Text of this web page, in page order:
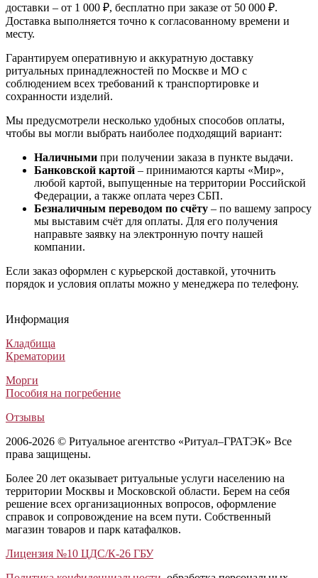
доставки – от 1 000 ₽, бесплатно при заказе от 50 000 ₽.
Доставка выполняется точно к согласованному времени и
месту.
Гарантируем оперативную и аккуратную доставку
ритуальных принадлежностей по Москве и МО с
соблюдением всех требований к транспортировке и
сохранности изделий.
Мы предусмотрели несколько удобных способов оплаты,
чтобы вы могли выбрать наиболее подходящий вариант:
Наличными при получении заказа в пункте выдачи.
Банковской картой – принимаются карты «Мир»,
любой картой, выпущенные на территории Российской
Федерации, а также оплата через СБП.
Безналичным переводом по счёту – по вашему запросу
мы выставим счёт для оплаты. Для его получения
направьте заявку на электронную почту нашей
компании.
Если заказ оформлен с курьерской доставкой, уточнить
порядок и условия оплаты можно у менеджера по телефону.
Элитные гробы
Гробы обитые тканью
Лакированные гробы
Элитные гробы
Информация
Кладбища
Крематории
Морги
Пособия на погребение
Отзывы
2006-2026 © Ритуальное агентство «Ритуал–ГРАТЭК» Все
права защищены.
Более 20 лет оказывает ритуальные услуги населению на
территории Москвы и Московской области. Берем на себя
решение всех организационных вопросов, оформление
справок и сопровождение на всем пути. Собственный
магазин товаров и парк катафалков.
Лицензия №10 ЦДС/К-26 ГБУ